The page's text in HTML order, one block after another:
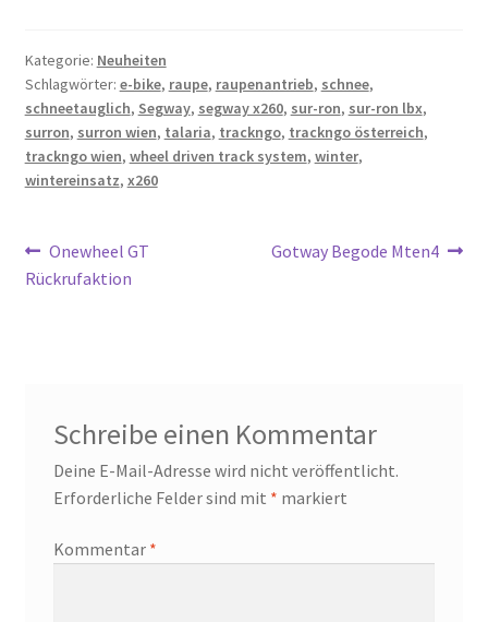
Kategorie: Neuheiten
Schlagwörter: e-bike, raupe, raupenantrieb, schnee,
schneetauglich, Segway, segway x260, sur-ron, sur-ron lbx,
surron, surron wien, talaria, trackngo, trackngo österreich,
trackngo wien, wheel driven track system, winter,
wintereinsatz, x260
Beitragsnavigation
Vorheriger
Beitrag:
Onewheel GT
Rückrufaktion
Nächster
Gotway Begode Mten4
Schreibe einen Kommentar
Deine E-Mail-Adresse wird nicht veröffentlicht.
Erforderliche Felder sind mit * markiert
Kommentar *